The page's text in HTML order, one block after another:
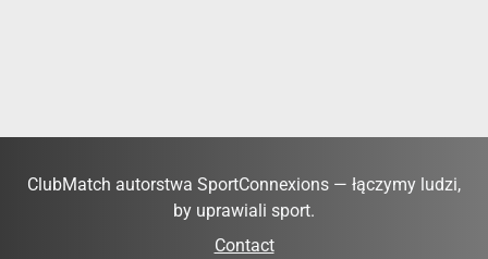
ClubMatch autorstwa SportConnexions — łączymy ludzi,
by uprawiali sport.
Contact